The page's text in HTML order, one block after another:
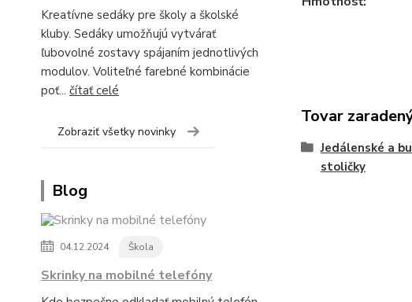
Kreatívne sedáky pre školy a školské
kluby. Sedáky umožňujú vytvárať
ľubovolné zostavy spájaním jednotlivých
modulov. Voliteľné farebné kombinácie
poť... čítať celé
Zobraziť všetky novinky
Blog
04.12.2024 Škola
Skrinky na mobilné telefóny
Tovar
Jedálenské a
stoličky